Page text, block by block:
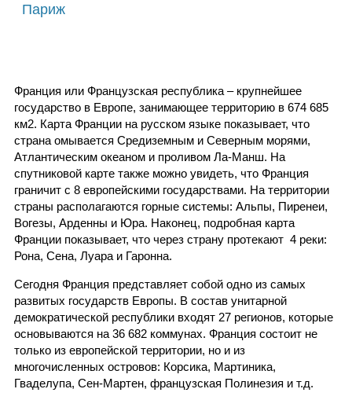
Париж
Франция или Французская республика – крупнейшее
государство в Европе, занимающее территорию в 674 685
км2. Карта Франции на русском языке показывает, что
страна омывается Средиземным и Северным морями,
Атлантическим океаном и проливом Ла-Манш. На
спутниковой карте также можно увидеть, что Франция
граничит с 8 европейскими государствами. На территории
страны располагаются горные системы: Альпы, Пиренеи,
Вогезы, Арденны и Юра. Наконец, подробная карта
Франции показывает, что через страну протекают 4 реки:
Рона, Сена, Луара и Гаронна.
Сегодня Франция представляет собой одно из самых
развитых государств Европы. В состав унитарной
демократической республики входят 27 регионов, которые
основываются на 36 682 коммунах. Франция состоит не
только из европейской территории, но и из
многочисленных островов: Корсика, Мартиника,
Гваделупа, Сен-Мартен, французская Полинезия и т.д.